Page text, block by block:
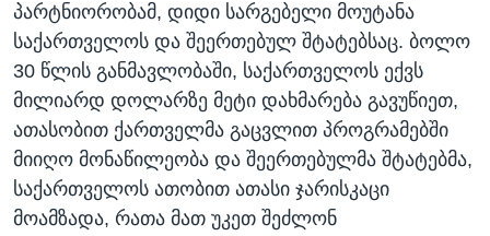
პარტნიორობამ, დიდი სარგებელი მოუტანა
საქართველოს და შეერთებულ შტატებსაც. ბოლო
30 წლის განმავლობაში, საქართველოს ექვს
მილიარდ დოლარზე მეტი დახმარება გავუწიეთ,
ათასობით ქართველმა გაცვლით პროგრამებში
მიიღო მონაწილეობა და შეერთებულმა შტატებმა,
საქართველოს ათობით ათასი ჯარისკაცი
მოამზადა, რათა მათ უკეთ შეძლონ